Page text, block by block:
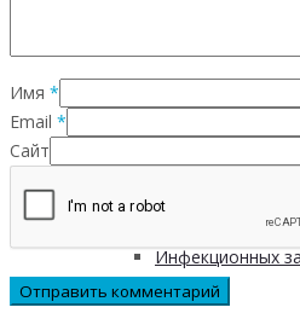
ПО ВОПРОСАМ
Инфекционных
Имя *
Email *
Сайт